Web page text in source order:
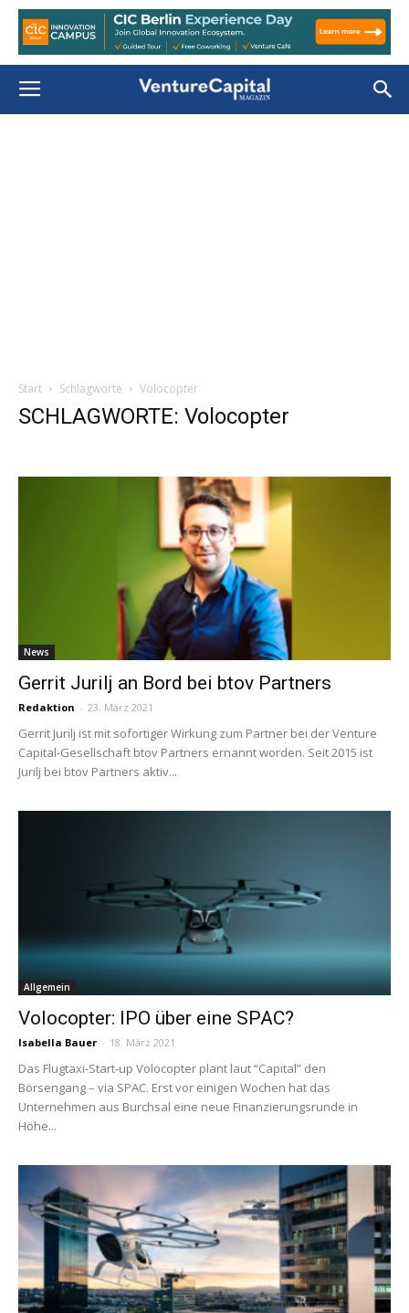
Start Schlagworte Volocopter
SCHLAGWORTE: Volocopter
News
Gerrit Jurilj an Bord bei btov Partners
Redaktion - 23. März 2021
Gerrit Jurilj ist mit sofortiger Wirkung zum Partner bei der Venture
Capital-Gesellschaft btov Partners ernannt worden. Seit 2015 ist
Jurilj bei btov Partners aktiv...
Allgemein
Volocopter: IPO über eine SPAC?
Isabella Bauer - 18. März 2021
Das Flugtaxi-Start-up Volocopter plant laut “Capital” den
Börsengang – via SPAC. Erst vor einigen Wochen hat das
Unternehmen aus Burchsal eine neue Finanzierungsrunde in
Höhe...